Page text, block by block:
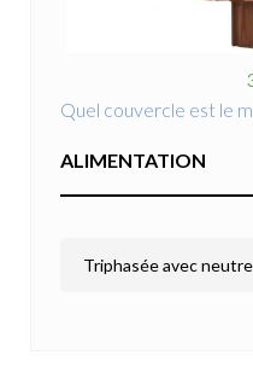
Quel couvercle est le
ALIMENTATION